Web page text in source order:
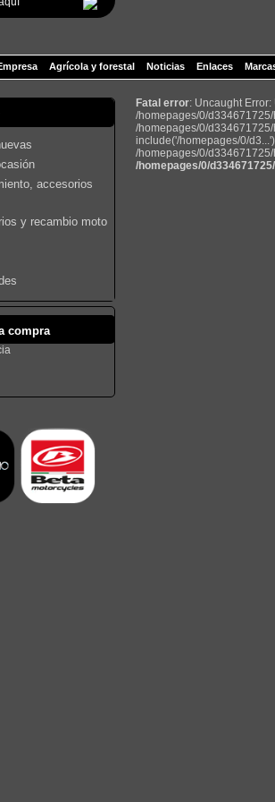
Agrícola y forestal Noticias Enlaces
accesorios
y recambio moto
compra
Fatal error: Uncaught
/homepages/0/
/homepages/0/
include('/homepages/0/
/homepages/0/
/homepages/0/